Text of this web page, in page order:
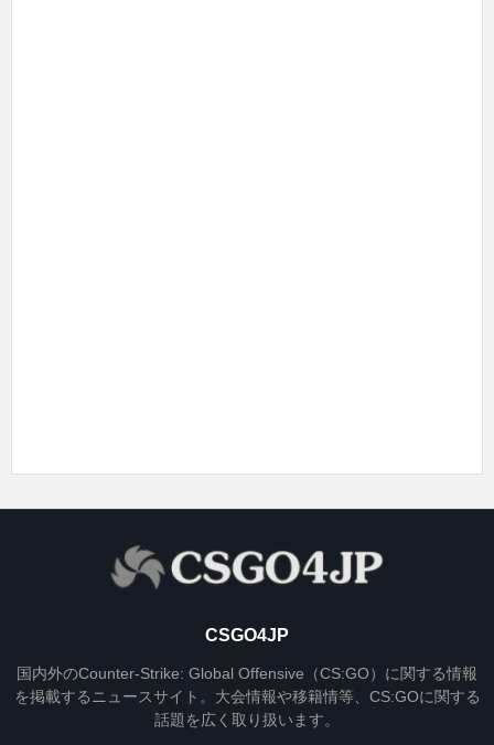
CSGO4JP
国内外のCounter-Strike: Global Offensive（CS:GO）に関する情報
を掲載するニュースサイト。大会情報や移籍情等、CS:GOに関する
話題を広く取り扱います。